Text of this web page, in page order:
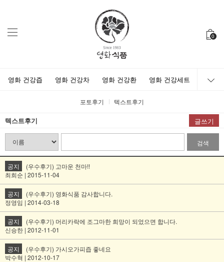
0
영화 건강즙 영화 건강차 영화 건강환 영화 건강세트
포토후기 텍스트후기
텍스트후기 글쓰기
검색
공지
(우수후기) 고마운 천마!!
최희순 | 2015-11-04
공지
(우수후기) 영화식품 감사합니다.
정영임 | 2014-03-18
공지
(우수후기) 머리카락에 조그마한 희망이 되었으면 합니다.
신승한 | 2012-11-01
공지
(우수후기) 가시오가피즙 좋네요
박수혁 | 2012-10-17